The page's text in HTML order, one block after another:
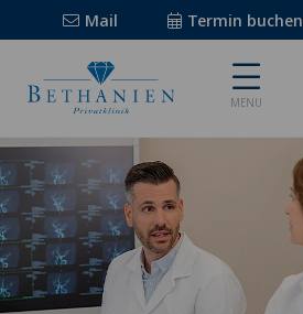
Mail Termin buchen
MENU